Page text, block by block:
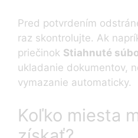
Pred potvrdením
raz skontrolujte. Ak
priečinok Stiahnuté
ukladanie dokumentov,
vymazanie automaticky.
Koľko miesta